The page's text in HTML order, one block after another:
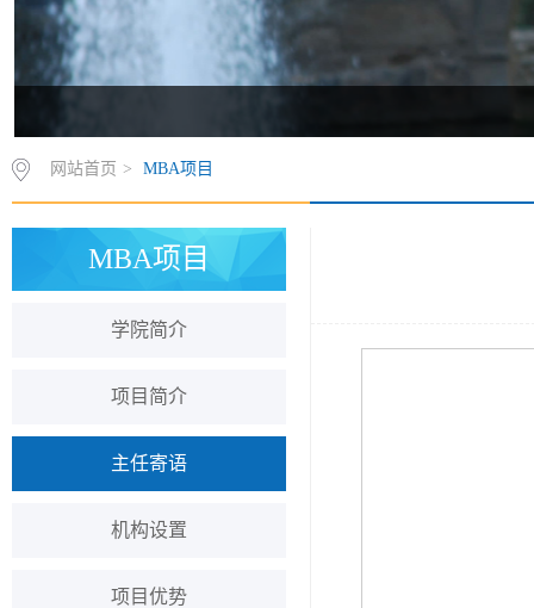
网站首页 > MBA项目
MBA项目
学院简介
项目简介
主任寄语
机构设置
项目优势